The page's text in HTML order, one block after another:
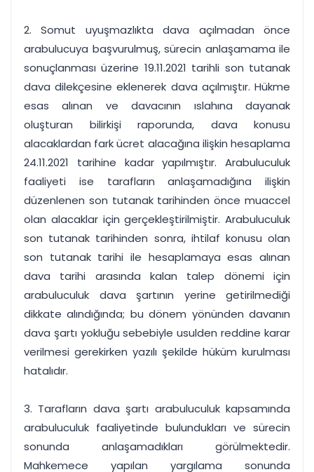
2. Somut uyuşmazlıkta dava açılmadan önce
arabulucuya başvurulmuş, sürecin anlaşamama ile
sonuçlanması üzerine 19.11.2021 tarihli son tutanak
dava dilekçesine eklenerek dava açılmıştır. Hükme
esas alınan ve davacının ıslahına dayanak
oluşturan bilirkişi raporunda, dava konusu
alacaklardan fark ücret alacağına ilişkin hesaplama
24.11.2021 tarihine kadar yapılmıştır. Arabuluculuk
faaliyeti ise tarafların anlaşamadığına ilişkin
düzenlenen son tutanak tarihinden önce muaccel
olan alacaklar için gerçekleştirilmiştir. Arabuluculuk
son tutanak tarihinden sonra, ihtilaf konusu olan
son tutanak tarihi ile hesaplamaya esas alınan
dava tarihi arasında kalan talep dönemi için
arabuluculuk dava şartının yerine getirilmediği
dikkate alındığında; bu dönem yönünden davanın
dava şartı yokluğu sebebiyle usulden reddine karar
verilmesi gerekirken yazılı şekilde hüküm kurulması
hatalıdır.
3. Tarafların dava şartı arabuluculuk kapsamında
arabuluculuk faaliyetinde bulundukları ve sürecin
sonunda anlaşamadıkları görülmektedir.
Mahkemece yapılan yargılama sonunda